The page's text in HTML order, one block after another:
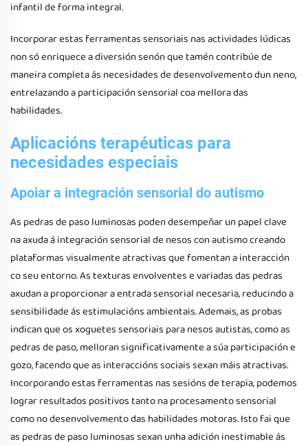
infantil de forma integral.
Incorporar estas ferramentas sensoriais nas actividades lúdicas
non só enriquece a diversión senón que tamén contribúe de
maneira completa ás necesidades de desenvolvemento dun neno,
entrelazando a participación sensorial coa mellora das
habilidades.
Aplicacións terapéuticas para
necesidades especiais
Apoiar a integración sensorial do autismo
As pedras de paso luminosas poden desempeñar un papel clave
na axuda á integración sensorial de nesos con autismo creando
plataformas visualmente atractivas que fomentan a interacción
co seu entorno. As texturas envolventes e variadas das pedras
axudan a proporcionar a entrada sensorial necesaria, reducindo a
sensibilidade ás estimulacións ambientais. Ademais, as probas
indican que os xoguetes sensoriais para nesos autistas, como as
pedras de paso, melloran significativamente a súa participación e
gozo, facendo que as interaccións sociais sexan máis atractivas.
Incorporando estas ferramentas nas sesións de terapia, podemos
lograr resultados positivos tanto na procesamento sensorial
como no desenvolvemento das habilidades motoras. Isto fai que
as pedras de paso luminosas sexan unha adición inestimable ás